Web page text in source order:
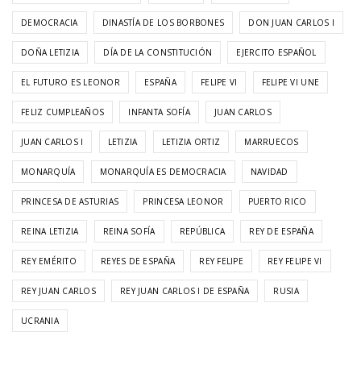
DEMOCRACIA DINASTÍA DE LOS BORBONES DON JUAN CARLOS I
DOÑA LETIZIA DÍA DE LA CONSTITUCIÓN EJERCITO ESPAÑOL
EL FUTURO ES LEONOR ESPAÑA FELIPE VI FELIPE VI UNE
FELIZ CUMPLEAÑOS INFANTA SOFÍA JUAN CARLOS
JUAN CARLOS I LETIZIA LETIZIA ORTIZ MARRUECOS
MONARQUÍA MONARQUÍA ES DEMOCRACIA NAVIDAD
PRINCESA DE ASTURIAS PRINCESA LEONOR PUERTO RICO
REINA LETIZIA REINA SOFÍA REPÚBLICA REY DE ESPAÑA
REY EMÉRITO REYES DE ESPAÑA REY FELIPE REY FELIPE VI
REY JUAN CARLOS REY JUAN CARLOS I DE ESPAÑA RUSIA
UCRANIA